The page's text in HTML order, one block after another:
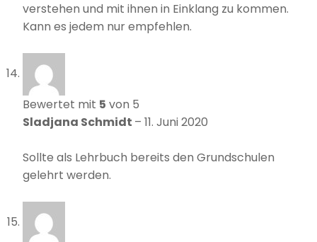
verstehen und mit ihnen in Einklang zu kommen.
Kann es jedem nur empfehlen.
Bewertet mit 5 von 5
Sladjana Schmidt – 11. Juni 2020
Sollte als Lehrbuch bereits den Grundschulen
gelehrt werden.